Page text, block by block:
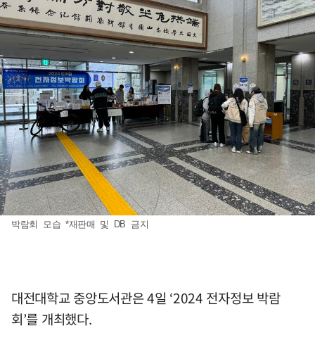
박람회 모습 *재판매 및 DB 금지
대전대학교 중앙도서관은 4일 ‘2024 전자정보 박람
회’를 개최했다.